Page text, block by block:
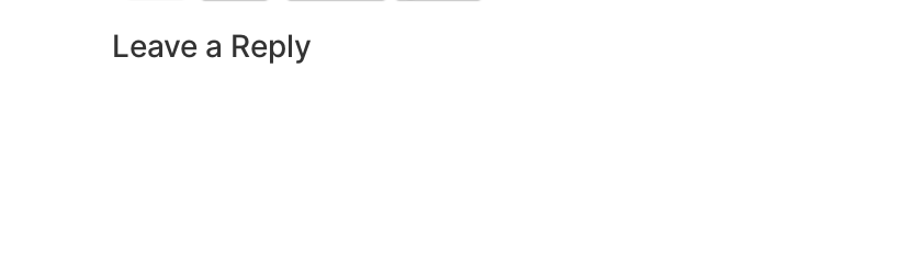
Leave a Reply